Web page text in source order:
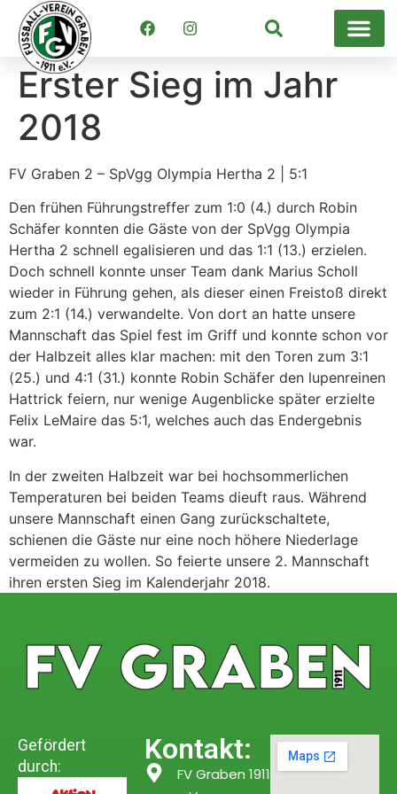
Suchen
Erster Sieg im Jahr
2018
FV Graben 2 – SpVgg Olympia Hertha 2 | 5:1
Den frühen Führungstreffer zum 1:0 (4.) durch Robin
Schäfer konnten die Gäste von der SpVgg Olympia
Hertha 2 schnell egalisieren und das 1:1 (13.) erzielen.
Doch schnell konnte unser Team dank Marius Scholl
wieder in Führung gehen, als dieser einen Freistoß direkt
zum 2:1 (14.) verwandelte. Von dort an hatte unsere
Mannschaft das Spiel fest im Griff und konnte schon vor
der Halbzeit alles klar machen: mit den Toren zum 3:1
(25.) und 4:1 (31.) konnte Robin Schäfer den lupenreinen
Hattrick feiern, nur wenige Augenblicke später erzielte
Felix LeMaire das 5:1, welches auch das Endergebnis
war.
In der zweiten Halbzeit war bei hochsommerlichen
Temperaturen bei beiden Teams dieuft raus. Während
unsere Mannschaft einen Gang zurückschaltete,
schienen die Gäste nur eine noch höhere Niederlage
vermeiden zu wollen. So feierte unsere 2. Mannschaft
ihren ersten Sieg im Kalenderjahr 2018.
Gefördert
durch:
Kontakt:
FV Graben 1911